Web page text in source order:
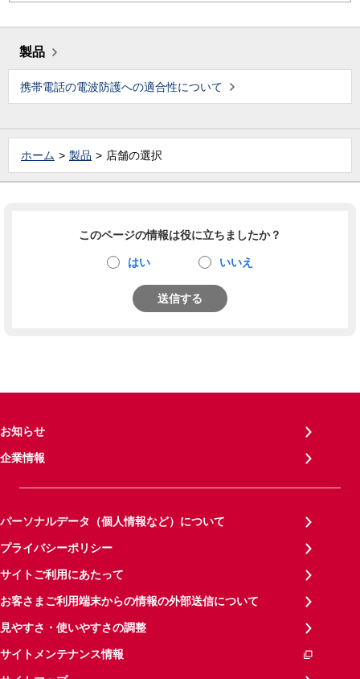
製品
携帯電話の電波防護への適合性について
ホーム 製品 店舗の選択
このページの情報は役に立ちましたか？
はい いいえ
送信する
お知らせ
企業情報
パーソナルデータ（個人情報など）について
プライバシーポリシー
サイトご利用にあたって
お客さまご利用端末からの情報の外部送信について
見やすさ・使いやすさの調整
サイトメンテナンス情報